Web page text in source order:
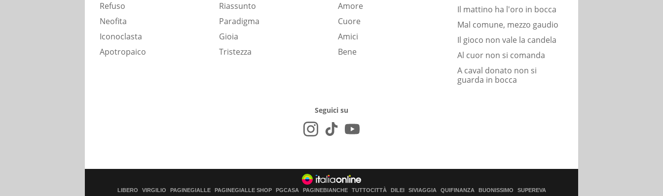
Refuso
Neofita
Iconoclasta
Apotropaico
Riassunto
Paradigma
Gioia
Tristezza
Amore
Cuore
Amici
Bene
Il mattino ha l'oro in bocca
Mal comune, mezzo gaudio
Il gioco non vale la candela
Al cuor non si comanda
A caval donato non si
guarda in bocca
Seguici su
LIBERO VIRGILIO PAGINEGIALLE PAGINEGIALLE SHOP PGCASA PAGINEBIANCHE TUTTOCITTÀ DILEI SIVIAGGIA QUIFINANZA BUONISSIMO SUPEREVA